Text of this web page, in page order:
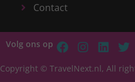
Contact
Volg ons op
Copyright © TravelNext.nl, All